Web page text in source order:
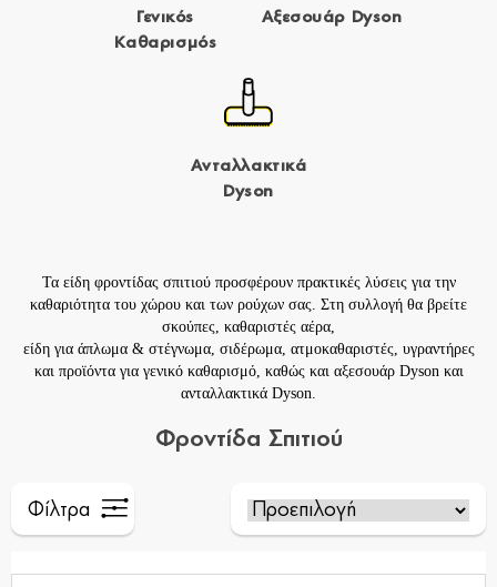
Γενικός
Καθαρισμός
Αξεσουάρ Dyson
Ανταλλακτικά
Dyson
Τα είδη φροντίδας σπιτιού προσφέρουν πρακτικές λύσεις για την
καθαριότητα του χώρου και των ρούχων σας. Στη συλλογή θα βρείτε
σκούπες καθαριστές αέρα
είδη για άπλωμα & στέγνωμα, σιδέρωμα, ατμοκαθαριστές υγραντήρες
και προϊόντα για γενικό καθαρισμό, καθώς και αξεσουάρ Dyson και
ανταλλακτικά Dyson
Φροντίδα Σπιτιού
Φίλτρα